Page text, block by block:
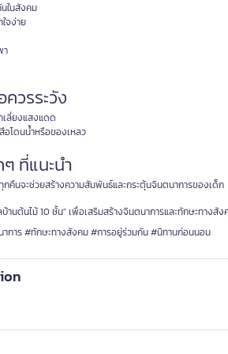
ในสังคม
จง่าย
า
วรระวัง
เลี่ยงแสงแดด
อโดนน้ำหรือของเหลว
ที่แนะนำ
กคืนจะช่วยสร้างความสัมพันธ์และกระตุ้นจินตนาการของเด็ก
ต้นไม้ 10 ชั้น" เพื่อเสริมสร้างจินตนาการและทักษะทางสัง
การ #ทักษะทางสังคม #การอยู่ร่วมกัน #นิทานก่อนนอน